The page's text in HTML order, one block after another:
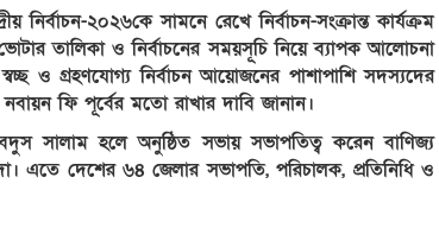
২০২৬কে সামনে রেখে নির্বাচন-সংক্রান্ত কার্যক্রম
তালিকা ও নির্বাচনের সময়সূচি নিয়ে ব্যাপক আলোচনা
ও গ্রহণযোগ্য নির্বাচন আয়োজনের পাশাপাশি সদস্যদের
ফি পূর্বের মতো রাখার দাবি জানান।
সালাম হলে অনুষ্ঠিত সভায় সভাপতিত্ব করেন বাণিজ্য
এতে দেশের ৬৪ জেলার সভাপতি, পরিচালক, প্রতিনিধি ও